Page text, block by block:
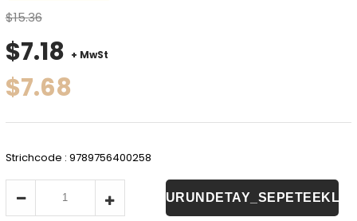
$15.36
$7.18 + MwSt
$7.68
Strichcode : 9789756400258